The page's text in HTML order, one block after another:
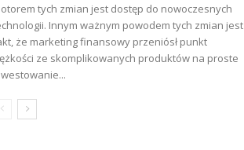
tych zmian jest dostęp do nowoczesnych
Innym ważnym powodem tych zmian jest
że marketing finansowy przeniósł punkt
ze skomplikowanych produktów na proste